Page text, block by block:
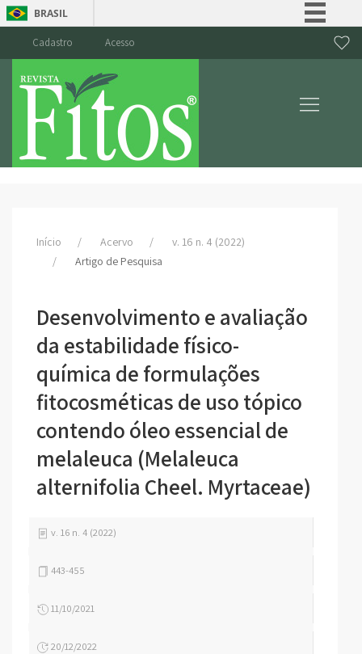
BRASIL
Canais
Cadastro Acesso
Início Acervo
v. 16 n. 4 (2022)
Artigo de Pesquisa
Desenvolvimento e avaliação
da estabilidade físico-
química de formulações
fitocosméticas de uso tópico
contendo óleo essencial de
melaleuca (Melaleuca
alternifolia Cheel. Myrtaceae)
v. 16 n. 4 (2022)
443-455
11/10/2021
20/12/2022